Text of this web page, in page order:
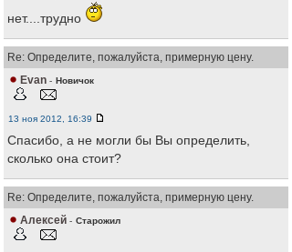
нет....трудно
Re: Определите, пожалуйста, примерную цену.
Evan - Новичок
13 ноя 2012, 16:39
Спасибо, а не могли бы Вы определить,
сколько она стоит?
Re: Определите, пожалуйста, примерную цену.
Алексей - Старожил